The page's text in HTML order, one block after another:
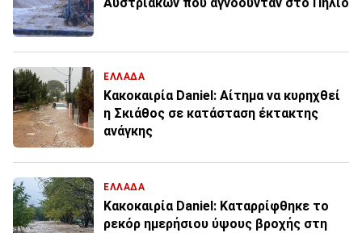
ΕΛΛΑΔΑ
Κακοκαιρία Daniel: Αίτημα να κυρηχθεί
η Σκιάθος σε κατάσταση έκτακτης
ανάγκης
ΕΛΛΑΔΑ
Κακοκαιρία Daniel: Καταρρίφθηκε το
ρεκόρ ημερήσιου ύψους βροχής στη